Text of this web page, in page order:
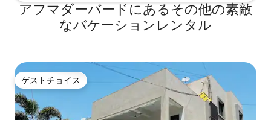
アフマダーバードにあるその他の素敵
なバケーションレンタル
ゲストチョイス
ゲストチョイス